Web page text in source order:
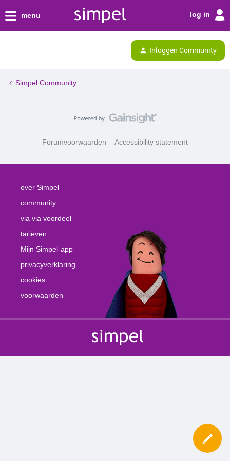
menu log in
Inloggen Community
Simpel Community
Forumvoorwaarden Accessibility statement
over Simpel
community
via via voordeel
tarieven
Mijn Simpel-app
privacyverklaring
cookies
voorwaarden